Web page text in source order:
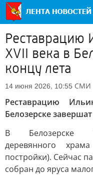
Реставрацию
XVII века в
концу лета
14 июня 2026, 10:55 СМИ
Реставрацию
Белозерске
В Белозерске
деревянного
постройки). Сейчас
собран до яруса